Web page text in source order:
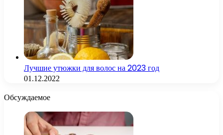
Лучшие утюжки для волос на 2023 год
01.12.2022
Обсуждаемое